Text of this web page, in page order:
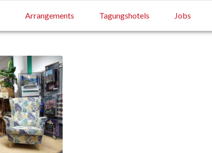
Arrangements Tagungshotels Jobs